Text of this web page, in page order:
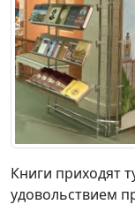
Книги приходят
удовольствием